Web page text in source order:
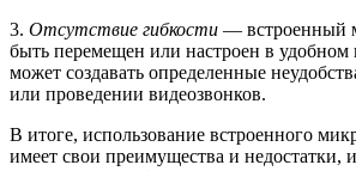
3. Отсутствие гибкости — встроенный
быть перемещен или настроен в
может создавать определенные
или проведении видеозвонков.
В итоге, использование встроенного
имеет свои преимущества и